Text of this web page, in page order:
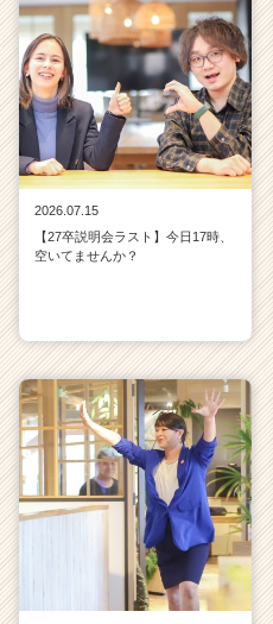
2026.07.15
【27卒説明会ラスト】今日17時、
空いてませんか？